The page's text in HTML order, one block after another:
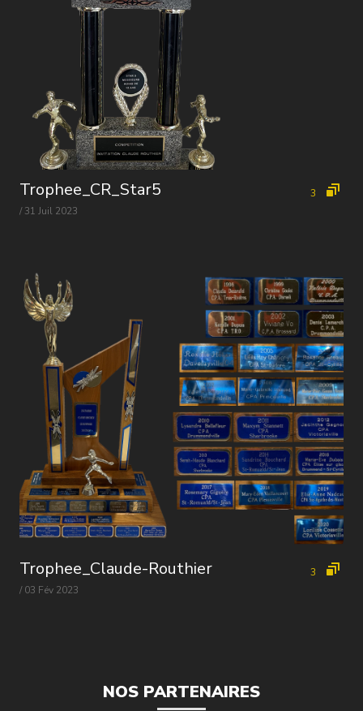
Trophee_CR_Star5
3
/ 31 Juil 2023
Trophee_Claude-Routhier
3
/ 03 Fév 2023
NOS PARTENAIRES